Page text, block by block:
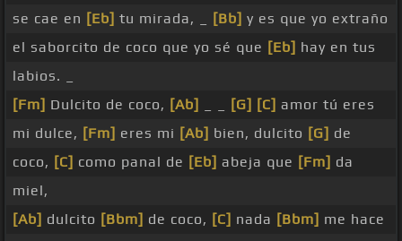
se cae en [Eb] tu mirada, _ [Bb] y es que yo extraño
el saborcito de coco que yo sé que [Eb] hay en tus
labios. _
[Fm] Dulcito de coco, [Ab] [G] [C] amor tú eres
mi dulce, [Fm] eres mi [Ab] bien, dulcito [G] de
coco, [C] como panal de [Eb] abeja que [Fm] da
miel,
[Ab] dulcito [Bbm] de coco, [C] nada [Bbm] me hace